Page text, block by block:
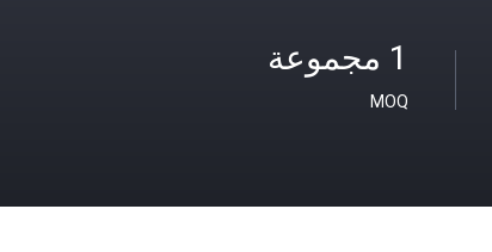
1 مجموعة
MOQ